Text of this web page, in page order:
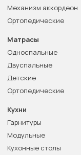
Механизм аккордеон
Ортопедические
Матрасы
Односпальные
Двуспальные
Детские
Ортопедические
Кухни
Гарнитуры
Модульные
Кухонные столы